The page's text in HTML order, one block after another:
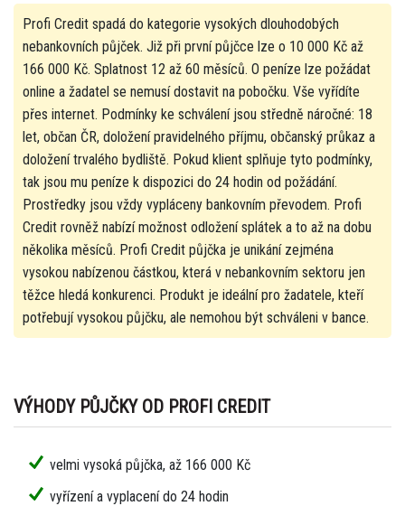
Profi Credit spadá do kategorie vysokých dlouhodobých
nebankovních půjček. Již při první půjčce lze o 10 000 Kč až
166 000 Kč. Splatnost 12 až 60 měsíců. O peníze lze požádat
online a žadatel se nemusí dostavit na pobočku. Vše vyřídíte
přes internet. Podmínky ke schválení jsou středně náročné: 18
let, občan ČR, doložení pravidelného příjmu, občanský průkaz a
doložení trvalého bydliště. Pokud klient splňuje tyto podmínky,
tak jsou mu peníze k dispozici do 24 hodin od požádání.
Prostředky jsou vždy vypláceny bankovním převodem. Profi
Credit rovněž nabízí možnost odložení splátek a to až na dobu
několika měsíců. Profi Credit půjčka je unikání zejména
vysokou nabízenou částkou, která v nebankovním sektoru jen
těžce hledá konkurenci. Produkt je ideální pro žadatele, kteří
potřebují vysokou půjčku, ale nemohou být schváleni v bance.
VÝHODY PŮJČKY OD PROFI CREDIT
velmi vysoká půjčka, až 166 000 Kč
vyřízení a vyplacení do 24 hodin